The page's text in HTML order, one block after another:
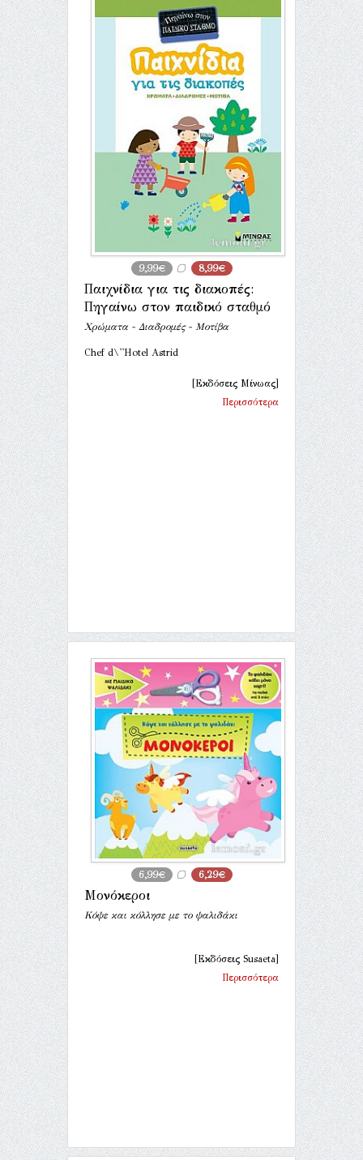
9,99€ 8,99€
Παιχνίδια για τις διακοπές:
Πηγαίνω στον παιδικό σταθμό
Χρώματα - Διαδρομές - Μοτίβα
Chef d\''Hotel Astrid
[Εκδόσεις Μίνωας]
Περισσότερα
6,99€ 6,29€
Μονόκεροι
Κόψε και κόλλησε με το ψαλιδάκι
[Εκδόσεις Susaeta]
Περισσότερα